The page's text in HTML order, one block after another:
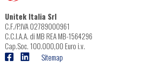
Unitek Italia Srl
C.F./P.IVA 02789000961
C.C.I.A.A. di MB REA MB-1564296
Cap.Soc. 100.000,00 Euro i.v.
Sitemap